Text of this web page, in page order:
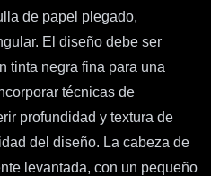
de papel plegado,
El diseño debe ser
tinta negra fina para una
técnicas de
profundidad y textura de
del diseño. La cabeza de
levantada, con un pequeño